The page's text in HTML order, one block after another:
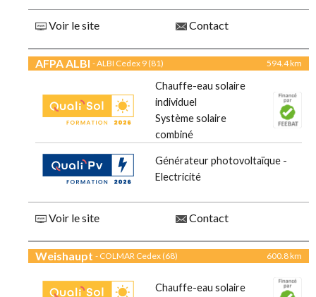
Voir le site Contact
AFPA ALBI - ALBI Cedex 9 (81) 594.4 km
Chauffe-eau solaire
individuel
Système solaire
combiné
Générateur photovoltaïque -
Electricité
Voir le site Contact
Weishaupt - COLMAR Cedex (68) 600.8 km
Chauffe-eau solaire